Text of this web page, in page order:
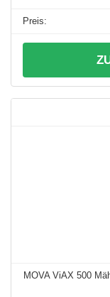
MOVA ViAX 500